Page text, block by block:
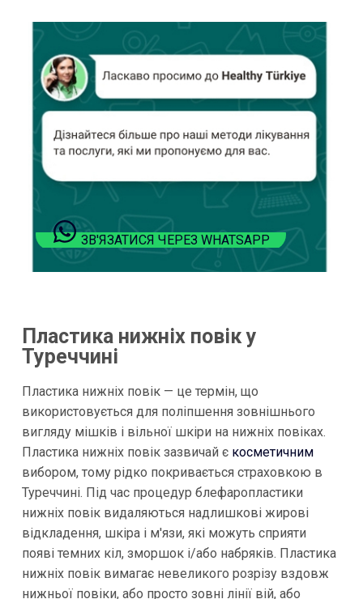
ЗВ'ЯЗАТИСЯ ЧЕРЕЗ WHATSAPP
Пластика нижніх повік у
Туреччині
Пластика нижніх повік — це термін, що
використовується для поліпшення зовнішнього
вигляду мішків і вільної шкіри на нижніх повіках.
Пластика нижніх повік зазвичай є косметичним
вибором, тому рідко покривається страховкою в
Туреччині. Під час процедур блефаропластики
нижніх повік видаляються надлишкові жирові
відкладення, шкіра і м'язи, які можуть сприяти
появі темних кіл, зморшок і/або набряків. Пластика
нижніх повік вимагає невеликого розрізу вздовж
нижньої повіки, або просто зовні лінії вій, або